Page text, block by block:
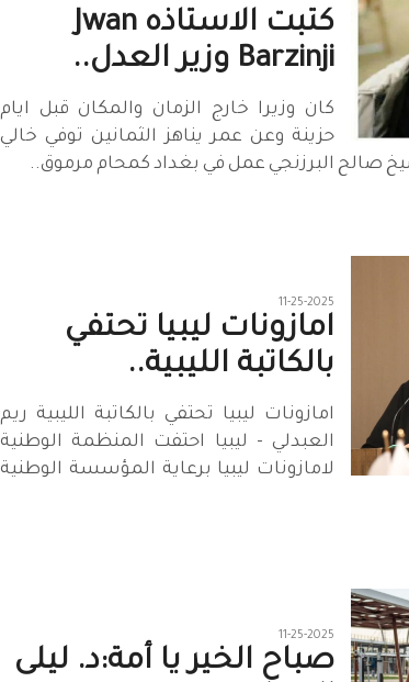
كتبت الاستاذه ‏‎Jwan
Barzinji وزير العدل..
كان وزيرا خارج الزمان والمكان قبل ايام
حزينة وعن عمر يناهز الثمانين توفي خالي
صالح البرزنجي عمل في بغداد كمحام مرموق..
11-25-2025
امازونات ليبيا تحتفي
بالكاتبة الليبية..
امازونات ليبيا تحتفي بالكاتبة الليبية ريم
العبدلي - ليبيا احتفت المنظمة الوطنية
لامازونات ليبيا برعاية المؤسسة الوطنية
11-25-2025
صباح الخير يا أمة:د. ليلى